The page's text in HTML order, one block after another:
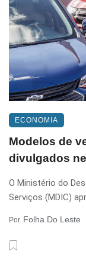
ECONOMIA
Modelos de
divulgados
O Ministério do
Serviços (MDIC)
Por Folha Do Leste